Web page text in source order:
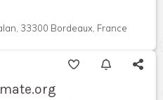
33300 Bordeaux, France